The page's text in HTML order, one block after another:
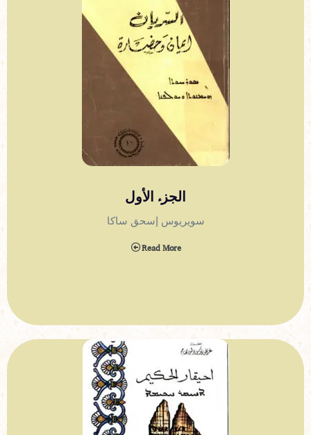
الجزء الأول
سويريوس إسحق ساكا
Read More